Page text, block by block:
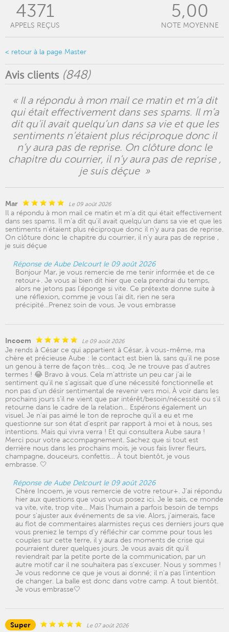
4371
APPELS REÇUS
5,00
NOTE MOYENNE
< retour à la page Master
Avis clients (848)
« Il a répondu à mon mail ce matin et m’a dit
qui était effectivement dans ses spams. Il m’a
dit qu’il avait quelqu’un dans sa vie et que les
sentiments n’étaient plus réciproque donc il
n’y aura pas de reprise. On clôture donc le
chapitre du courrier, il n’y aura pas de reprise ,
je suis déçue »
Mar Le 09 août 2026
Il a répondu à mon mail ce matin et m’a dit qui était effectivement
dans ses spams. Il m’a dit qu’il avait quelqu’un dans sa vie et que les
sentiments n’étaient plus réciproque donc il n’y aura pas de reprise.
On clôture donc le chapitre du courrier, il n’y aura pas de reprise ,
je suis déçue
Réponse de Aube Delcourt le 09 août 2026
Bonjour Mar, je vous remercie de me tenir informée et de ce
retour+. Je vous ai bien dit hier que cela prendrai du temps,
alors ne jetons pas l'éponge si vite. Ce prétexte donne suite à
une réflexion, comme je vous l'ai dit, rien ne sera
précipité...Prenez soin de vous. Je vous embrasse
Incoem Le 09 août 2026
Je rends à César ce qui appartient à César, à vous-même, ma
chère et précieuse Aube : le contact est bien là, sans qu’il ne pose
un genou à terre de façon très… coq. Je ne trouve pas d’autres
termes ! 😂 Bravo à vous. Cela m’attriste un peu car j’ai le
sentiment qu’il ne s’agissait que d’une nécessité fonctionnelle et
non pas d’un désir sentimental de revenir vers moi. À voir dans les
prochains jours s’il ne vient que par intérêt/besoin/nécessité ou s’il
retourne dans le cadre de la relation… Espérons également un
visuel. Je n’ai pas aimé le ton de reproche qu’il a eu et me
questionne sur son état d’esprit par rapport à moi et à nous, ses
intentions. Mais qui vivra verra ! Et qui consultera Aube saura !
Merci pour votre accompagnement. Sachez que si tout est
derrière nous dans les prochains mois, je vous fais livrer fleurs,
champagne, douceurs, confettis… À tout bientôt, je vous
embrasse. 🤍
Réponse de Aube Delcourt le 09 août 2026
Chère Incoem, je vous remercie de votre retour+. J'ai répondu
hier aux questions que vous vous posez ici. Je le sais, ce monde
va vite, vite, trop vite... Mais l'humain a parfois besoin de temps
pour s'ajuster aux événements de sa vie. Alors, j'aimerais, face
au flot de commentaires alarmistes reçus ces derniers jours que
vous preniez le temps d'y réfléchir car comme pour tous les
couples sur cette terre, il y aura des moments de crise qui
pourraient durer quelques jours. Je vous avais dit qu'il
reviendrait par la petite porte de la communication, par un
autre motif car il ne souhaitera pas s'excuser. Nous y sommes !
Je vous redonne ce que je vous ai donné; il n'a pas l'intention
de changer. La balle est donc dans votre camp. A tout bientôt.
Je vous embrasse🤍
Super Le 07 août 2026